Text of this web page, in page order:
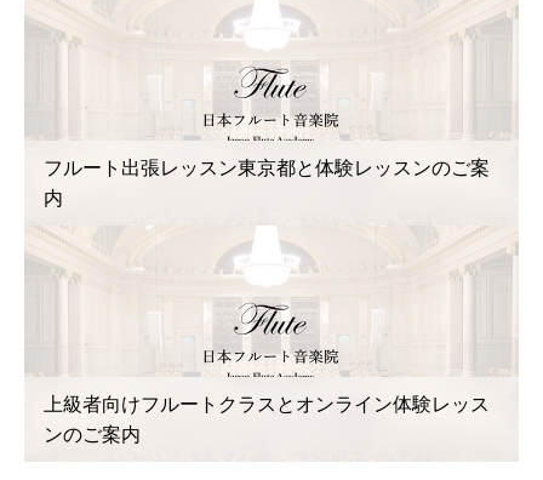
フルート出張レッスン東京都と体験レッスンのご案
内
上級者向けフルートクラスとオンライン体験レッス
ンのご案内